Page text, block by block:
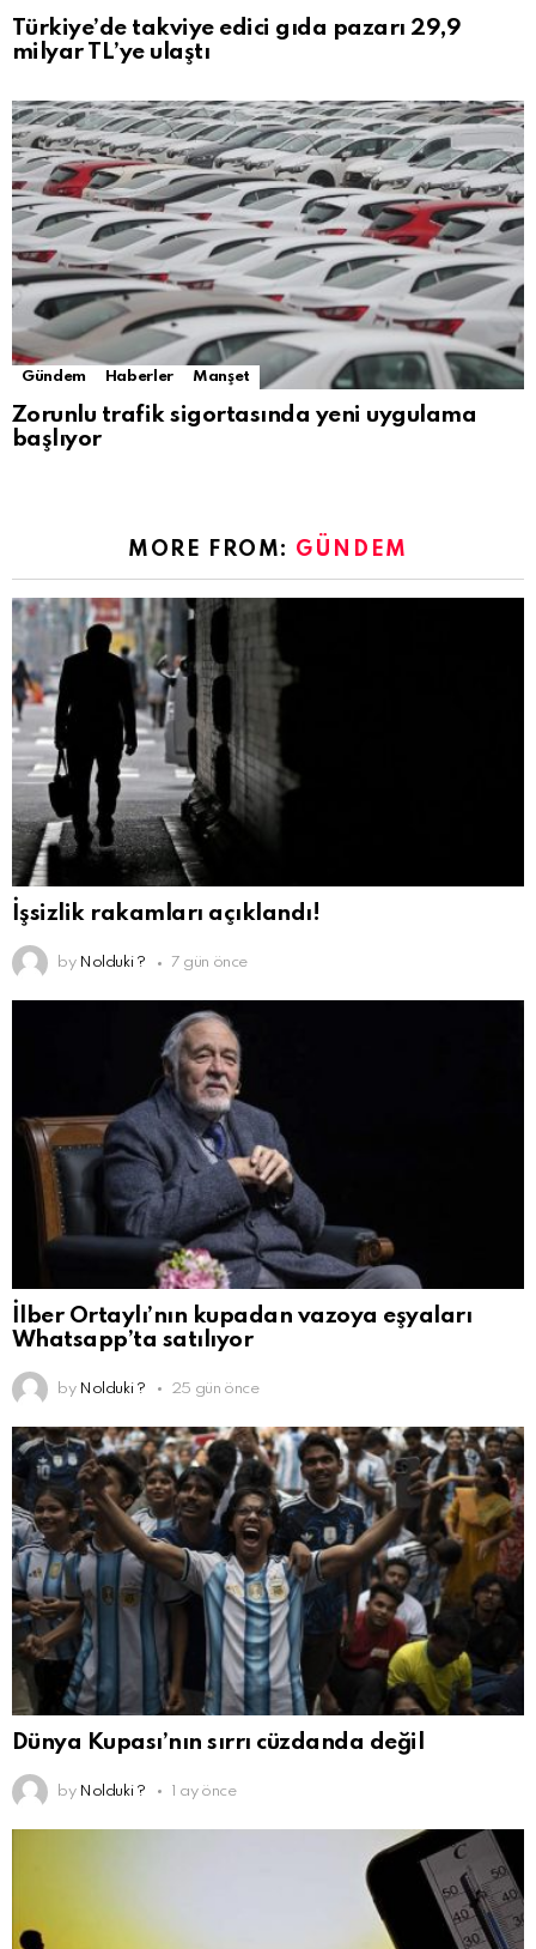
Türkiye’de takviye edici gıda pazarı 29,9
milyar TL’ye ulaştı
Gündem Haberler Manşet
Zorunlu trafik sigortasında yeni uygulama
başlıyor
MORE FROM: GÜNDEM
İşsizlik rakamları açıklandı!
by Nolduki ? 7 gün önce
İlber Ortaylı’nın kupadan vazoya eşyaları
Whatsapp’ta satılıyor
by Nolduki ? 25 gün önce
Dünya Kupası’nın sırrı cüzdanda değil
by Nolduki ? 1 ay önce